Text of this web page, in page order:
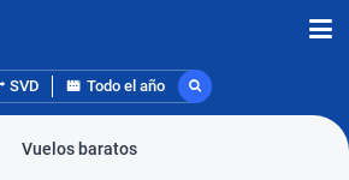
SVD Todo el año
Vuelos baratos